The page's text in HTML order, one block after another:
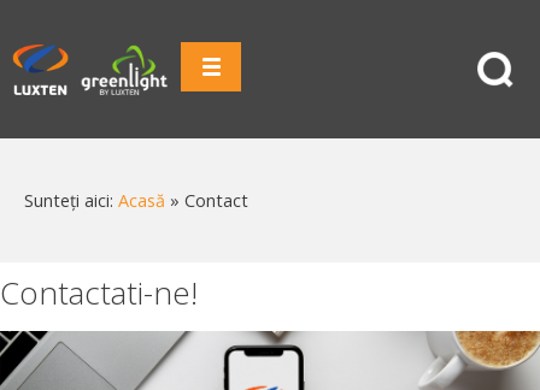
Sunteți aici: Acasă » Contact
Contactati-ne!